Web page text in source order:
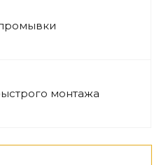
монтажа